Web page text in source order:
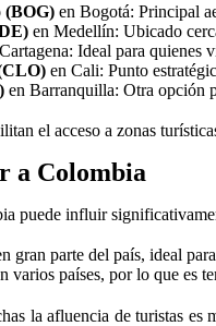
(BOG) en Bogotá: Principal
en Medellín: Ubicado
Ideal para quienes
en Cali: Punto
en Barranquilla: Otra opción
el acceso a zonas
a Colombia
puede influir
gran parte del país, ideal
varios países, por lo que es
la afluencia de turistas